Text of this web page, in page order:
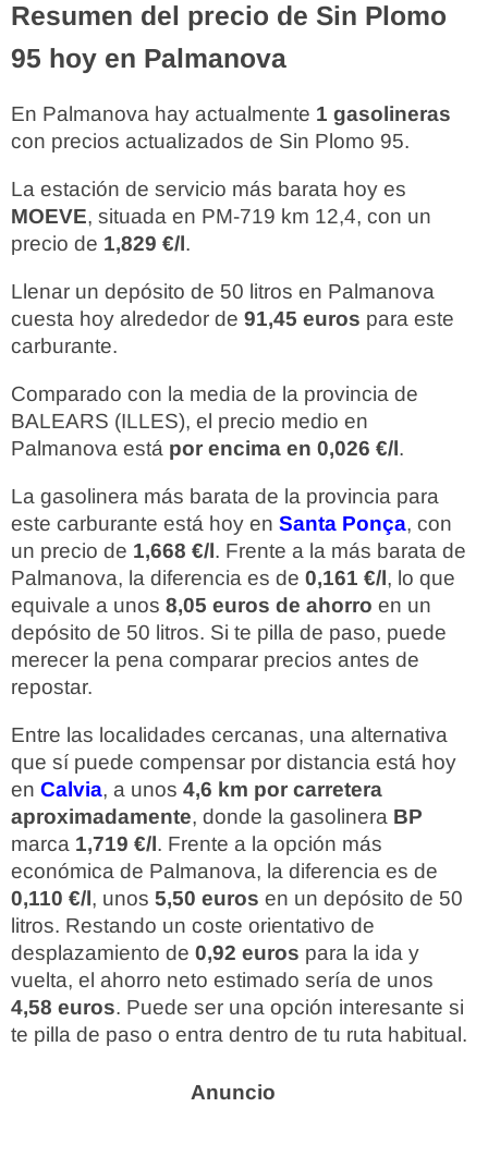
Resumen del precio de Sin Plomo
95 hoy en Palmanova
En Palmanova hay actualmente 1 gasolineras
con precios actualizados de Sin Plomo 95.
La estación de servicio más barata hoy es
MOEVE, situada en PM-719 km 12,4, con un
precio de 1,829 €/l.
Llenar un depósito de 50 litros en Palmanova
cuesta hoy alrededor de 91,45 euros para este
carburante.
Comparado con la media de la provincia de
BALEARS (ILLES), el precio medio en
Palmanova está por encima en 0,026 €/l.
La gasolinera más barata de la provincia para
este carburante está hoy en Santa Ponça, con
un precio de 1,668 €/l. Frente a la más barata de
Palmanova, la diferencia es de 0,161 €/l, lo que
equivale a unos 8,05 euros de ahorro en un
depósito de 50 litros. Si te pilla de paso, puede
merecer la pena comparar precios antes de
repostar.
Entre las localidades cercanas, una alternativa
que sí puede compensar por distancia está hoy
en Calvia, a unos 4,6 km por carretera
aproximadamente, donde la gasolinera BP
marca 1,719 €/l. Frente a la opción más
económica de Palmanova, la diferencia es de
0,110 €/l, unos 5,50 euros en un depósito de 50
litros. Restando un coste orientativo de
desplazamiento de 0,92 euros para la ida y
vuelta, el ahorro neto estimado sería de unos
4,58 euros. Puede ser una opción interesante si
te pilla de paso o entra dentro de tu ruta habitual.